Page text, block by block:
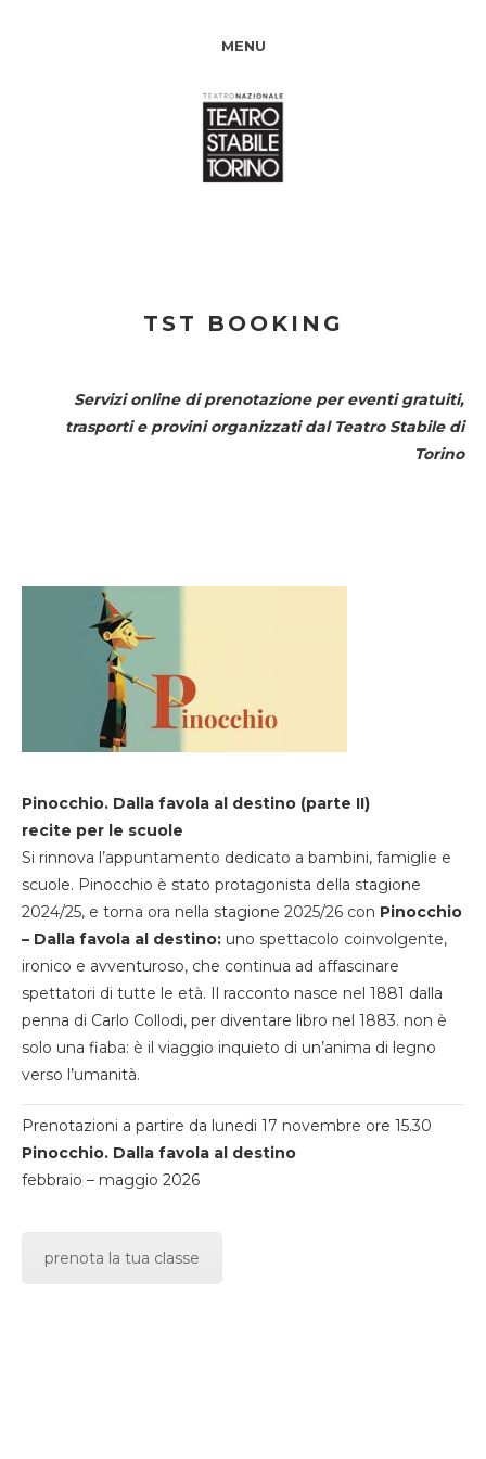
MENU
TST BOOKING
Servizi online di prenotazione per eventi gratuiti,
trasporti e provini organizzati dal Teatro Stabile di
Torino
Pinocchio. Dalla favola al destino (parte II)
recite per le scuole
Si rinnova l’appuntamento dedicato a bambini, famiglie e
scuole. Pinocchio è stato protagonista della stagione
2024/25, e torna ora nella stagione 2025/26 con Pinocchio
– Dalla favola al destino: uno spettacolo coinvolgente,
ironico e avventuroso, che continua ad affascinare
spettatori di tutte le età. Il racconto nasce nel 1881 dalla
penna di Carlo Collodi, per diventare libro nel 1883. non è
solo una fiaba: è il viaggio inquieto di un’anima di legno
verso l’umanità.
Prenotazioni a partire da lunedi 17 novembre ore 15.30
Pinocchio. Dalla favola al destino
febbraio – maggio 2026
prenota la tua classe